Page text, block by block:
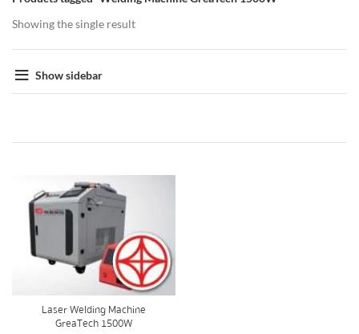
Showing the single result
Show sidebar
Laser Welding Machine
GreaTech 1500W